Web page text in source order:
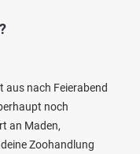
aus nach Feierabend
noch
an Maden,
Zoohandlung